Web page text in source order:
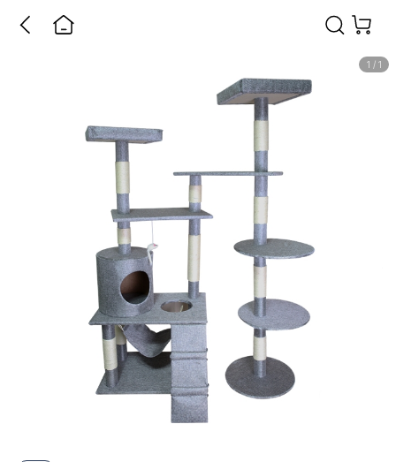
1 / 1